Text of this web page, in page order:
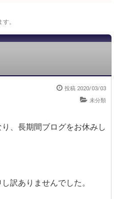
。
投稿 2020/03/03
未分類
、長期間ブログをお休みし
訳ありませんでした。